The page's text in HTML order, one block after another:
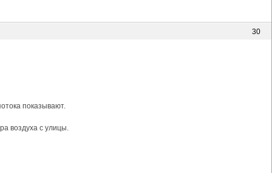
30
показывают.
воздуха с улицы.